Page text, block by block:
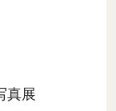
真展